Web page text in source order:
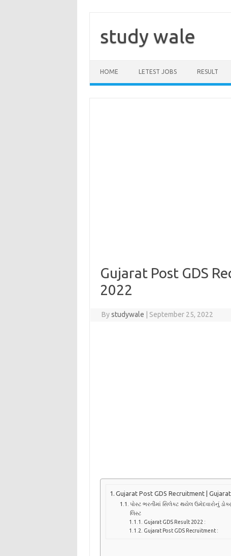
content
study wale
HOME LETEST JOBS RESULT
Gujarat Post GDS
2022
Bystudywale September 25, 2022
Gujarat Post GDS Recruitment |
પોસ્ટ ભરતીમાં સિલેક્ટ થયેલ ઉમેદવારોનું
લિસ્ટ
Gujarat GDS Result 2022 :
Gujarat Post GDS Recruitment :